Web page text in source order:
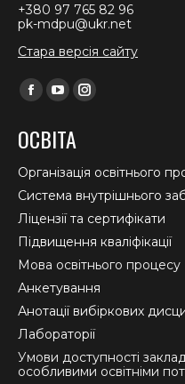
+380 97 765 82 96
pk-mdpu@ukr.net
Стара версія сайту
Find us on:
Facebook
opens
in
new
window
YouTube
opens
in
new
window
Instagram
in
new
window
ОСВІТА
Організація освітнього
Система внутрішнього
Ліцензії та сертифікати
Підвищення кваліфікації
Мова освітнього процесу
Анкетування
Анотації вибіркових
Лабораторії
Умови доступності
особливими освітніми